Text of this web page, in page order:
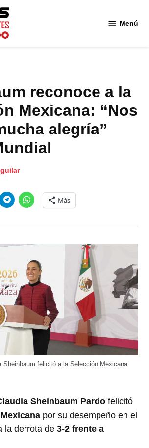
Menú
reconoce a la
Mexicana: “Nos
alegría”
Haz
clic
en
abre
en
ventana
nueva)
Haz
clic
para
en
abre
ventana
nueva)
Más
Sheinbaum felicitó a la Selección Mexicana.
Sheinbaum Pardo felicitó
por su desempeño en el
la derrota de3-2 frente a